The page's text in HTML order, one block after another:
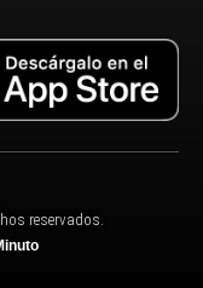
reservados.